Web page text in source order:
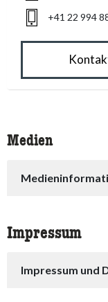
+41 22 994
Medien
Impressum
Impressum und